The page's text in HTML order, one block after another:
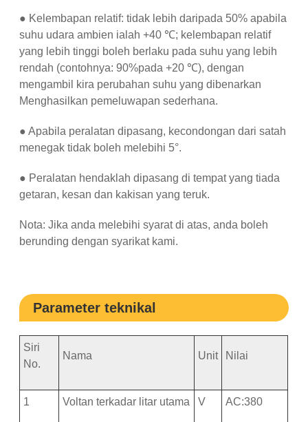
● Kelembapan relatif: tidak lebih daripada 50% apabila
suhu udara ambien ialah +40 ℃; kelembapan relatif
yang lebih tinggi boleh berlaku pada suhu yang lebih
rendah (contohnya: 90%pada +20 ℃), dengan
mengambil kira perubahan suhu yang dibenarkan
Menghasilkan pemeluwapan sederhana.
● Apabila peralatan dipasang, kecondongan dari satah
menegak tidak boleh melebihi 5°.
● Peralatan hendaklah dipasang di tempat yang tiada
getaran, kesan dan kakisan yang teruk.
Nota: Jika anda melebihi syarat di atas, anda boleh
berunding dengan syarikat kami.
Parameter teknikal
Siri
No.
Nama Unit Nilai
1 Voltan terkadar litar utama V AC:380